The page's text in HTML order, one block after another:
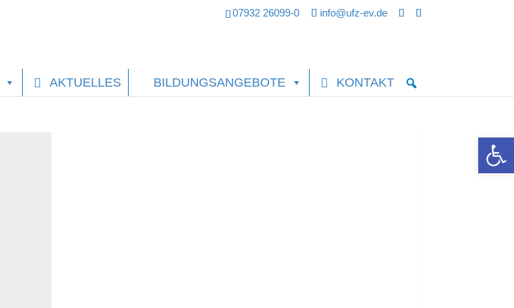
07932 26099-0 info@ufz-ev.de
AKTUELLES BILDUNGSANGEBOTE KONTAKT